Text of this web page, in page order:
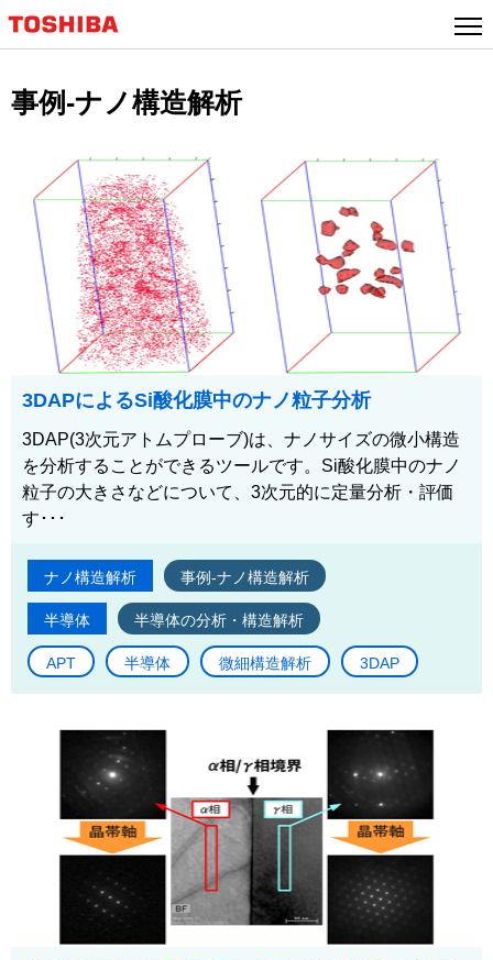
事例-ナノ構造解析
3DAPによるSi酸化膜中のナノ粒子分析
3DAP(3次元アトムプローブ)は、ナノサイズの微小構造
を分析することができるツールです。Si酸化膜中のナノ
粒子の大きさなどについて、3次元的に定量分析・評価
す･･･
ナノ構造解析 事例-ナノ構造解析
半導体 半導体の分析・構造解析
APT 半導体 微細構造解析 3DAP